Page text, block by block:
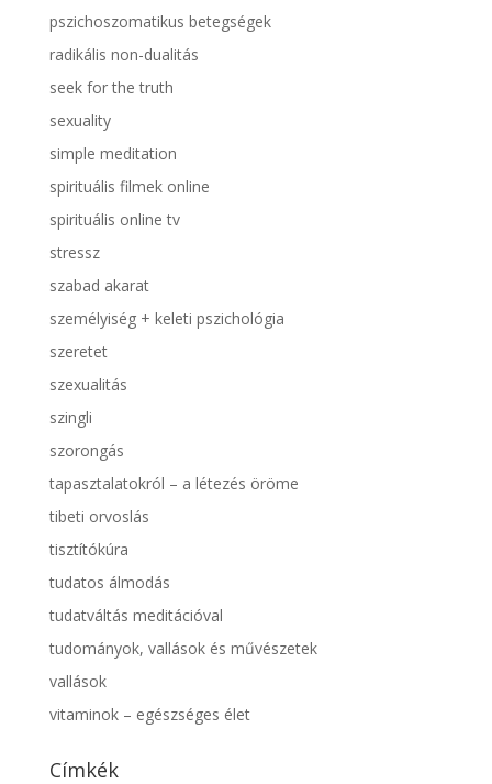
pszichoszomatikus betegségek
radikális non-dualitás
seek for the truth
sexuality
simple meditation
spirituális filmek online
spirituális online tv
stressz
szabad akarat
személyiség + keleti pszichológia
szeretet
szexualitás
szingli
szorongás
tapasztalatokról – a létezés öröme
tibeti orvoslás
tisztítókúra
tudatos álmodás
tudatváltás meditációval
tudományok, vallások és művészetek
vallások
vitaminok – egészséges élet
Címkék